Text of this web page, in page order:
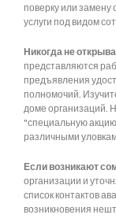
поверку или замену
услуги под видом
Никогда не
представляются
предъявления
полномочий.
доме организаций.
"специальную
различными
Если возникают
организации и
список контактов
возникновения